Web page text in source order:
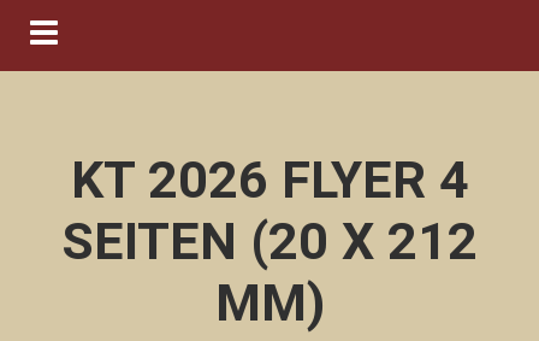
Navigation ein-/ausblenden
KT 2026 FLYER 4
SEITEN (20 X 212
MM)